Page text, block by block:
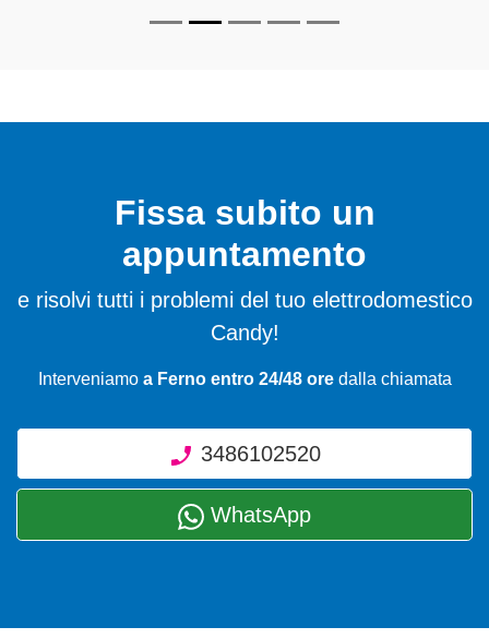
Fissa subito un
appuntamento
e risolvi tutti i problemi del tuo elettrodomestico
Candy!
Interveniamo a Ferno entro 24/48 oredalla chiamata
3486102520
WhatsApp